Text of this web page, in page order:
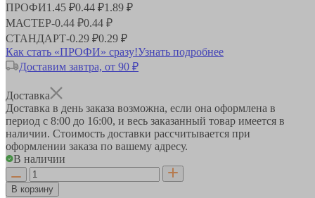
ПРОФИ1.45 ₽0.44 ₽1.89 ₽
МАСТЕР-0.44 ₽0.44 ₽
СТАНДАРТ-0.29 ₽0.29 ₽
Как стать «ПРОФИ» сразу!Узнать подробнее
Доставим завтра, от 90 ₽
Доставка
Доставка в день заказа возможна, если она оформлена в
период с 8:00 до 16:00, и весь заказанный товар имеется в
наличии. Стоимость доставки рассчитывается при
оформлении заказа по вашему адресу.
В наличии
В корзину